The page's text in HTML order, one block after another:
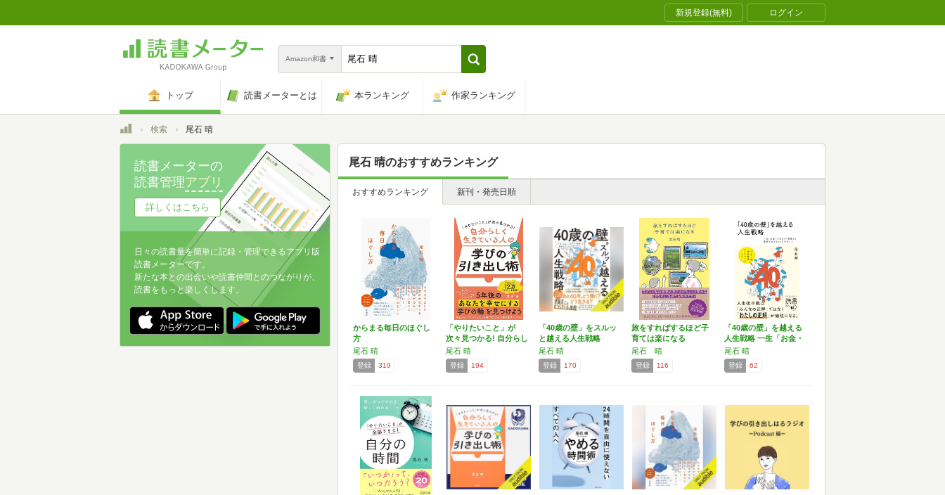
新規登録(無料) ログイン
Amazon和書
トップ 読書メーターとは 本ランキング 作家ランキング
トップ検索 尾石 晴
尾石 晴のおすすめランキング
おすすめランキング 新刊・発売日順
からまる毎日のほぐし
方
尾石 晴
登録 319
「やりたいこと」が
次々見つかる! 自分らし
く…
尾石 晴
登録 194
「40歳の壁」をスルッ
と越える人生戦略
尾石 晴
登録 170
旅をすればするほど子
育ては楽になる
尾石 晴
登録 116
「40歳の壁」を越える
人生戦略 一生「お金・
…
尾石 晴
登録 62
読書メーターの
読書管理アプリ
詳しくはこちら
日々の読書量を簡単に記録・管理できるアプリ版
読書メーターです。
新たな本との出会いや読書仲間とのつながりが、
読書をもっと楽しくします。